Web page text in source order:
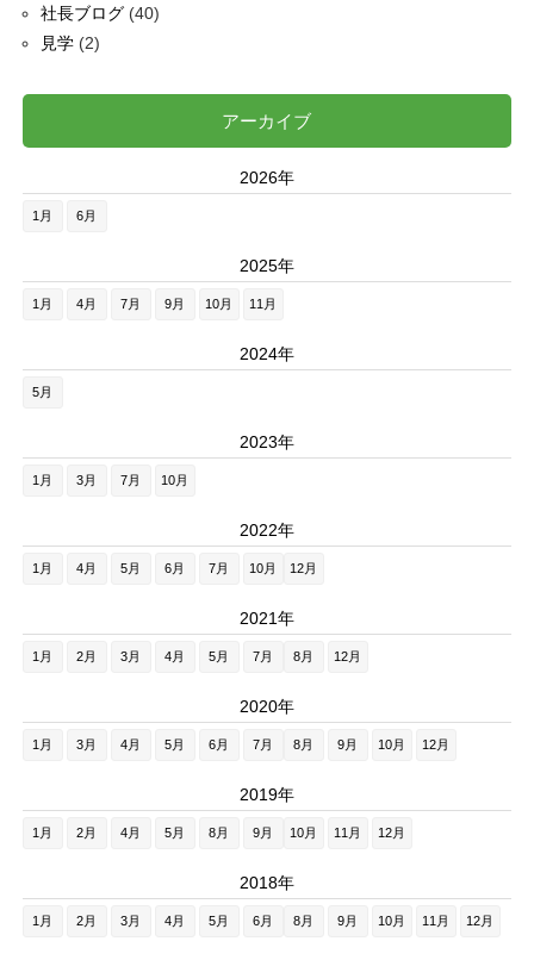
社長ブログ(40)
見学(2)
アーカイブ
2026年
1月 6月
2025年
1月 4月 7月 9月 10月 11月
2024年
5月
2023年
1月 3月 7月 10月
2022年
1月 4月 5月 6月 7月 10月 12月
2021年
1月 2月 3月 4月 5月 7月 8月 12月
2020年
1月 3月 4月 5月 6月 7月 8月 9月 10月 12月
2019年
1月 2月 4月 5月 8月 9月 10月 11月 12月
2018年
1月 2月 3月 4月 5月 6月 8月 9月 10月 11月 12月